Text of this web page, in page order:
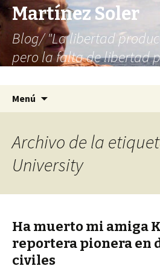
Martínez Soler
Blog/ "La libertad
pero la falta de libertad
Menú
Archivo de la
University
Ha muerto mi amiga
reportera pionera en
civiles